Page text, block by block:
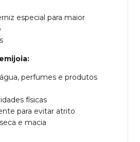
especial para maior
perfumes e produtos
físicas
para evitar atrito
e macia